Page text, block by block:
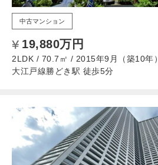
中古マンション
19,880万円
2LDK / 70.7㎡ / 2015年9月（築10年）
大江戸線勝どき駅 徒歩5分